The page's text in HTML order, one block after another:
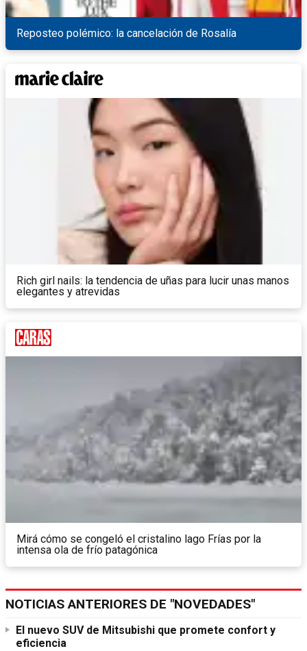
Reposteo polémico: la cancelación de Rosalía
Rich girl nails: la tendencia de uñas para lucir unas manos
elegantes y atrevidas
Mirá cómo se congeló el cristalino lago Frías por la
intensa ola de frío patagónica
NOTICIAS ANTERIORES DE "NOVEDADES"
El nuevo SUV de Mitsubishi que promete confort y
eficiencia